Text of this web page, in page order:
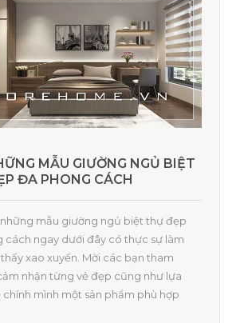
MẪU GIƯỜNG NGỦ BIỆT
ĐA PHONG CÁCH
những mẫu giường ngủ biệt thự đẹp
cách ngay dưới đây có thực sự làm
xao xuyến. Mời các bạn tham
nhận từng vẻ đẹp cũng như lựa
chính mình một sản phẩm phù hợp